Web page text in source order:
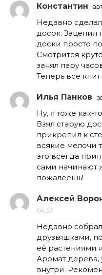
Константин
Недавно
досок. Зацепил
доски просто
Смотрится
занял пару
Теперь все
Илья Панков
Ну, я тоже как-
Взял старую
прикрепил к
всякие мелочи
это всегда
сами начинают
пожалеешь!
Алексей
04:27
Недавно
друзьяшками,
её растениями
Аромат дерева,
внутри.